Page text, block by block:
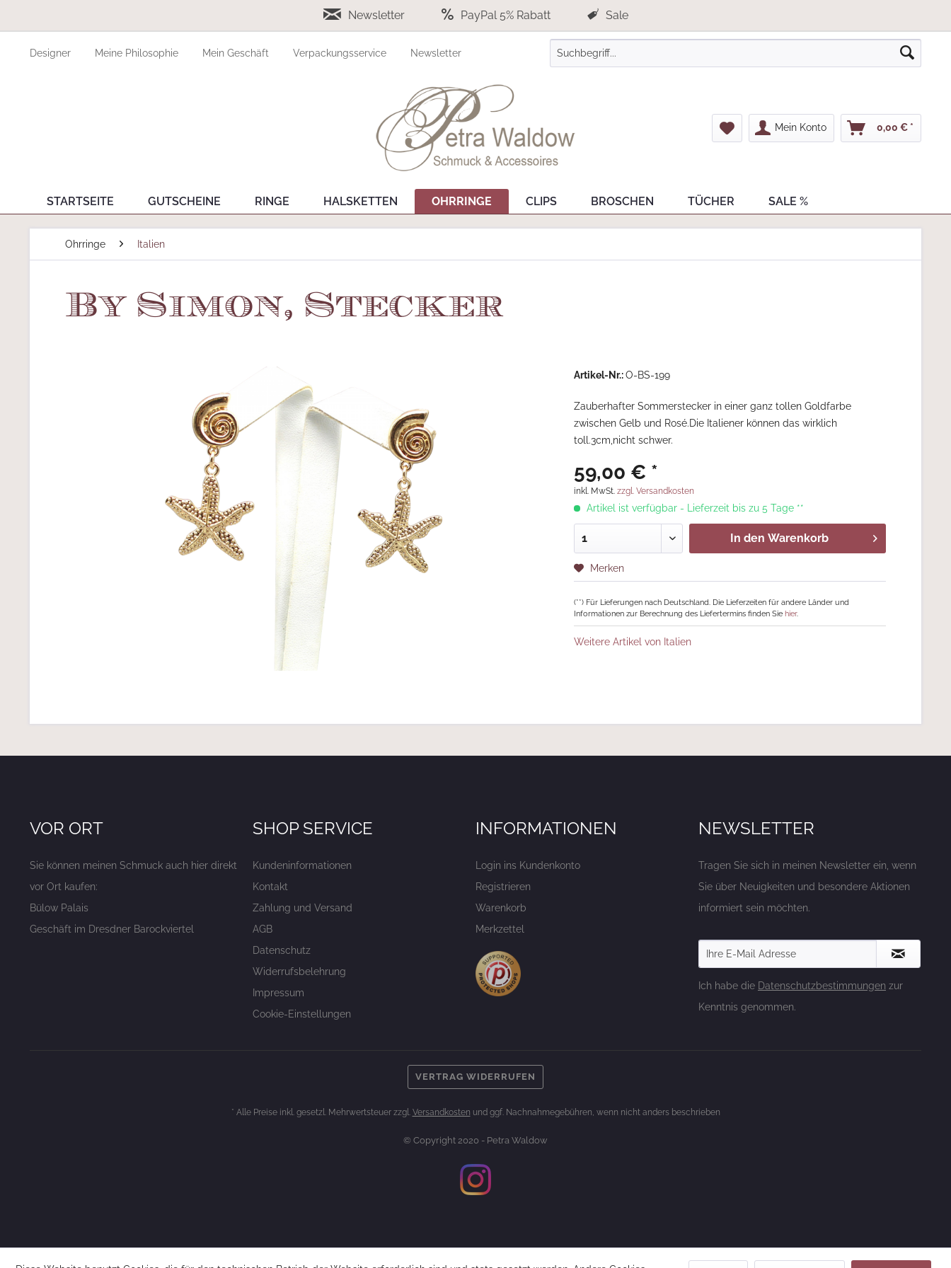
Newsletter PayPal 5% Rabatt Sale
Designer Meine Philosophie Mein Geschäft Verpackungsservice Newsletter
Mein Konto 0,00 € *
STARTSEITE GUTSCHEINE RINGE HALSKETTEN OHRRINGE CLIPS BROSCHEN TÜCHER SALE %
Ohrringe Italien
By Simon, Stecker
Artikel-Nr.:O-BS-199
Zauberhafter Sommerstecker in einer ganz tollen Goldfarbe
zwischen Gelb und Rosé.Die Italiener können das wirklich
toll.3cm,nicht schwer.
59,00 € *
inkl. MwSt.zzgl. Versandkosten
Artikel ist verfügbar - Lieferzeit bis zu 5 Tage **
In den Warenkorb
Merken
(**) Für Lieferungen nach Deutschland. Die Lieferzeiten für andere Länder und
Informationen zur Berechnung des Liefertermins finden Siehier.
Weitere Artikel von Italien
VOR ORT
Sie können meinen Schmuck auch hier direkt
vor Ort kaufen:
Bülow Palais
Geschäft im Dresdner Barockviertel
SHOP SERVICE
Kundeninformationen
Kontakt
Zahlung und Versand
AGB
Datenschutz
Widerrufsbelehrung
Impressum
Cookie-Einstellungen
INFORMATIONEN
Login ins Kundenkonto
Registrieren
Warenkorb
Merkzettel
NEWSLETTER
Tragen Sie sich in meinen Newsletter ein, wenn
Sie über Neuigkeiten und besondere Aktionen
informiert sein möchten.
Ich habe die Datenschutzbestimmungen zur
Kenntnis genommen.
VERTRAG WIDERRUFEN
* Alle Preise inkl. gesetzl. Mehrwertsteuer zzgl. Versandkosten und ggf. Nachnahmegebühren, wenn nicht anders beschrieben
© Copyright 2020 - Petra Waldow